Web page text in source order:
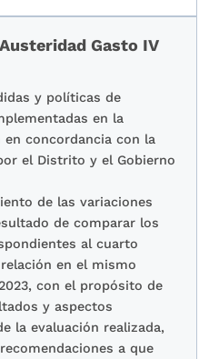
Gasto IV
y políticas de
en la
concordancia con la
el Distrito y el Gobierno
de las variaciones
de comparar los
al cuarto
en el mismo
con el propósito de
y aspectos
la evaluación realizada,
a que